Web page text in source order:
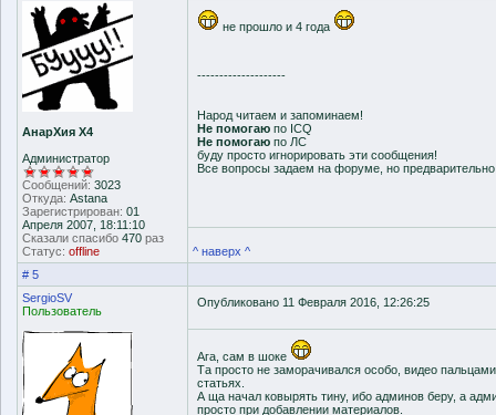
АнарХия Х4
Администратор
Сообщений: 3023
Откуда: Astana
Зарегистрирован: 01
Апреля 2007, 18:11:10
Сказали спасибо 470 раз
Статус: offline
не прошло и 4 года
--------------------
Народ читаем и запоминаем!
Не помогаю по ICQ
Не помогаю по ЛС
буду просто игнорировать эти сообщения!
Все вопросы задаем на форуме, но
^ наверх ^
# 5
SergioSV
Пользователь
Опубликовано 11 Февраля 2016, 12:26:25
Ага, сам в шоке
Та просто не заморачивался особо, видео
статьях.
А ща начал ковырять тину, ибо админов беру, а
просто при добавлении материалов.